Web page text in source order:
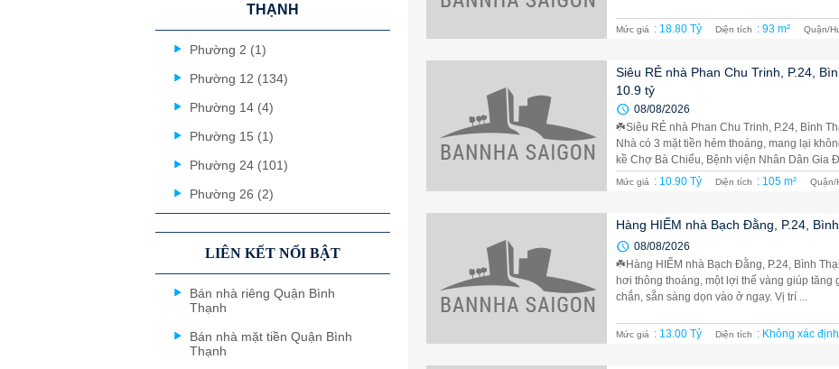
THẠNH
Phường 2 (1)
Phường 12 (134)
Phường 14 (4)
Phường 15 (1)
Phường 24 (101)
Phường 26 (2)
LIÊN KẾT NỔI BẬT
Bán nhà riêng Quận Bình
Thạnh
Bán nhà mặt tiền Quận Bình
Thạnh
Mức giá : 18.80 Tỷ Diện tích : 93 m² Quận/
Siêu RẺ nhà Phan Chu Trinh, P.24,
10.9 tỷ
08/08/2026
☘️Siêu RẺ nhà Phan Chu Trinh, P.24, Bình
Nhà có 3 mặt tiền hẻm thoáng, mang lại
kề Chợ Bà Chiểu, Bệnh viện Nhân Dân Gia
Mức giá : 10.90 Tỷ Diện tích : 105 m² Quận/
Hàng HIẾM nhà Bạch Đằng, P.24,
08/08/2026
☘️Hàng HIẾM nhà Bạch Đằng, P.24, Bình
hơi thông thoáng, một lợi thế vàng giúp
chắn, sẵn sàng dọn vào ở ngay. Vị trí ...
Mức giá : 13.00 Tỷ Diện tích : Không xác định